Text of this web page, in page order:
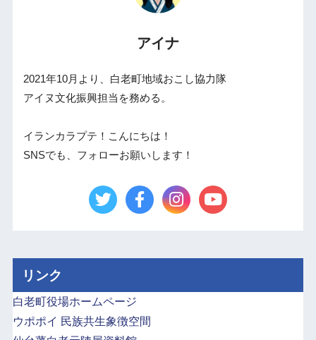
アイナ
2021年10月より、白老町地域おこし協力隊
アイヌ文化振興担当を務める。
イランカラプテ！こんにちは！
SNSでも、フォローお願いします！
リンク
白老町役場ホームページ
ウポポイ 民族共生象徴空間